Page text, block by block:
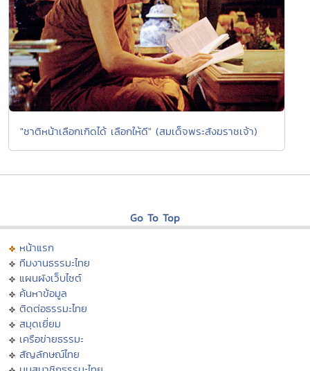
"ชาติหน้าเลือกเกิดได้ เลือกให้ดี" (สมเด็จพระสังฆราชเจ้า)
Go To Top
หน้าแรก
ทีมงานธรรมะไทย
แผนผังเว็บไซต์
ค้นหาข้อมูล
ติดต่อธรรมะไทย
สมุดเยี่ยม
เครือข่ายธรรมะ
สัญลักษณ์ไทย